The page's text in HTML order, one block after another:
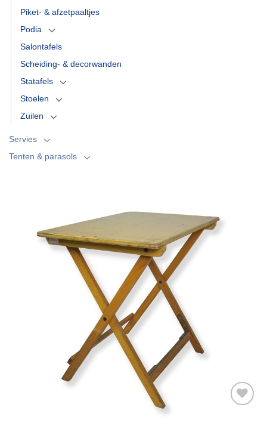
Piket- & afzetpaaltjes
Podia
Salontafels
Scheiding- & decorwanden
Statafels
Stoelen
Zuilen
Servies
Tenten & parasols